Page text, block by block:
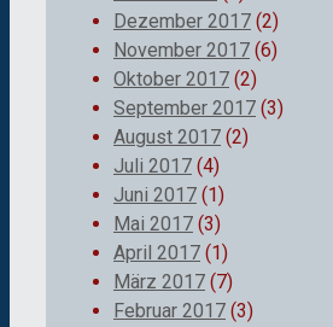
Dezember 2017 (2)
November 2017 (6)
Oktober 2017 (2)
September 2017 (3)
August 2017 (2)
Juli 2017 (4)
Juni 2017 (1)
Mai 2017 (3)
April 2017 (1)
März 2017 (7)
Februar 2017 (3)